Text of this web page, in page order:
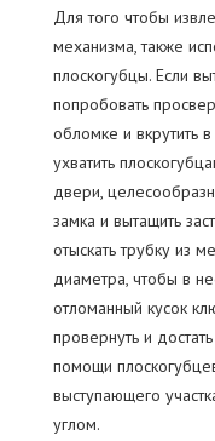
Для того чтобы
механизма, также
плоскогубцы. Если
попробовать
обломке и вкрутить
ухватить
двери,
замка и вытащить
отыскать трубку из
диаметра, чтобы в
отломанный кусок
провернуть и
помощи
выступающего
углом.